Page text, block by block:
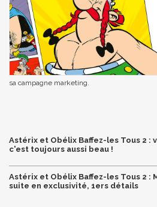
sa campagne marketing.
Astérix et Obélix Baffez-les Tous 2 :
c'est toujours aussi beau !
Astérix et Obélix Baffez-les Tous 2 :
suite en exclusivité, 1ers détails